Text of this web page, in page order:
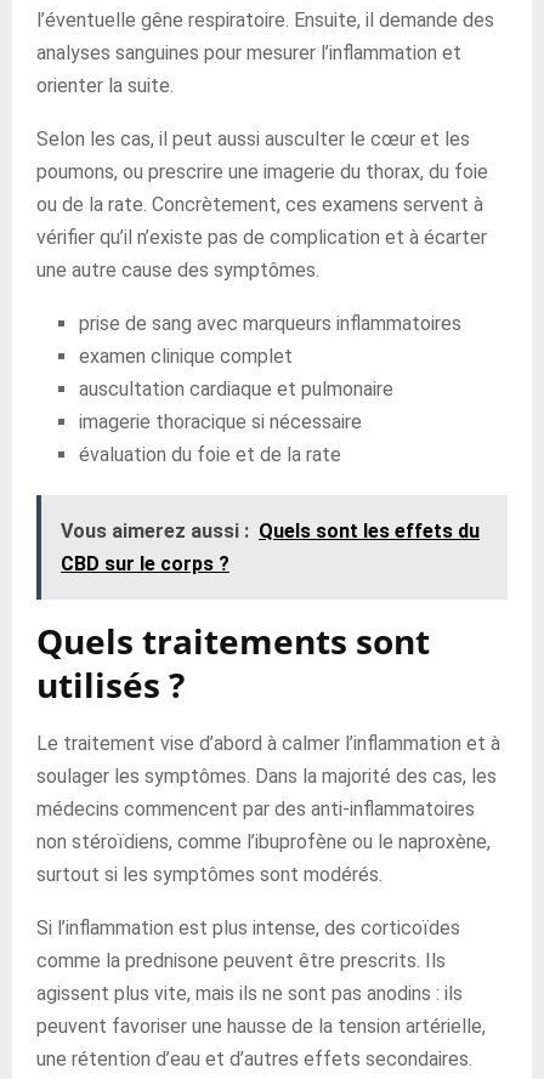
l’éventuelle gêne respiratoire. Ensuite, il demande des
analyses sanguines pour mesurer l’inflammation et
orienter la suite.
Selon les cas, il peut aussi ausculter le cœur et les
poumons, ou prescrire une imagerie du thorax, du foie
ou de la rate. Concrètement, ces examens servent à
vérifier qu’il n’existe pas de complication et à écarter
une autre cause des symptômes.
prise de sang avec marqueurs inflammatoires
examen clinique complet
auscultation cardiaque et pulmonaire
imagerie thoracique si nécessaire
évaluation du foie et de la rate
Vous aimerez aussi : Quels sont les effets du
CBD sur le corps ?
Quels traitements sont
utilisés ?
Le traitement vise d’abord à calmer l’inflammation et à
soulager les symptômes. Dans la majorité des cas, les
médecins commencent par des anti-inflammatoires
non stéroïdiens, comme l’ibuprofène ou le naproxène,
surtout si les symptômes sont modérés.
Si l’inflammation est plus intense, des corticoïdes
comme la prednisone peuvent être prescrits. Ils
agissent plus vite, mais ils ne sont pas anodins : ils
peuvent favoriser une hausse de la tension artérielle,
une rétention d’eau et d’autres effets secondaires.